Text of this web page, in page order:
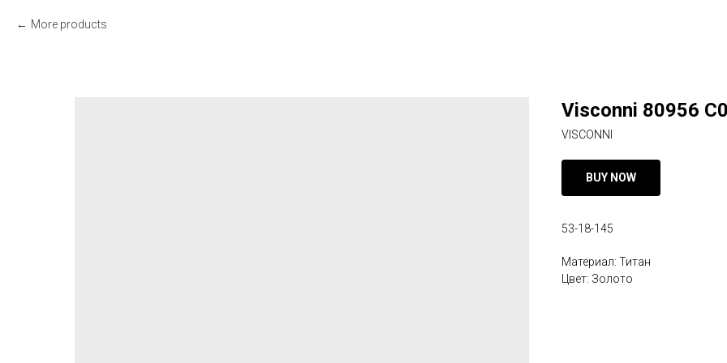
More products
Visconni 80956
VISCONNI
BUY NOW
53-18-145
Материал: Титан
Цвет: Золото